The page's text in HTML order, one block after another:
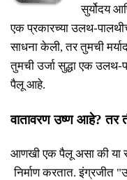
सुर्योदय
एकप्रकारच्याउलथ-पालथी
साधना केली, तरतुमची
तुमचीउर्जासुद्धाएक उलथ-
पैलू आहे.
वातावरण उष्ण आहे?तर
आणखी एक पैलू असा की या
निर्माण करतात. इंग्रजीत